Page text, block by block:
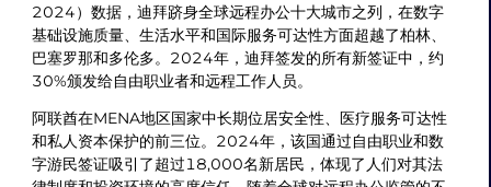
2024）数据，迪拜跻身全球远程办公十大城市之列，在数字
基础设施质量、生活水平和国际服务可达性方面超越了柏林、
巴塞罗那和多伦多。2024年，迪拜签发的所有新签证中，约
30%颁发给自由职业者和远程工作人员。
阿联酋在MENA地区国家中长期位居安全性、医疗服务可达性
和私人资本保护的前三位。2024年，该国通过自由职业和数
字游民签证吸引了超过18,000名新居民，体现了人们对其法